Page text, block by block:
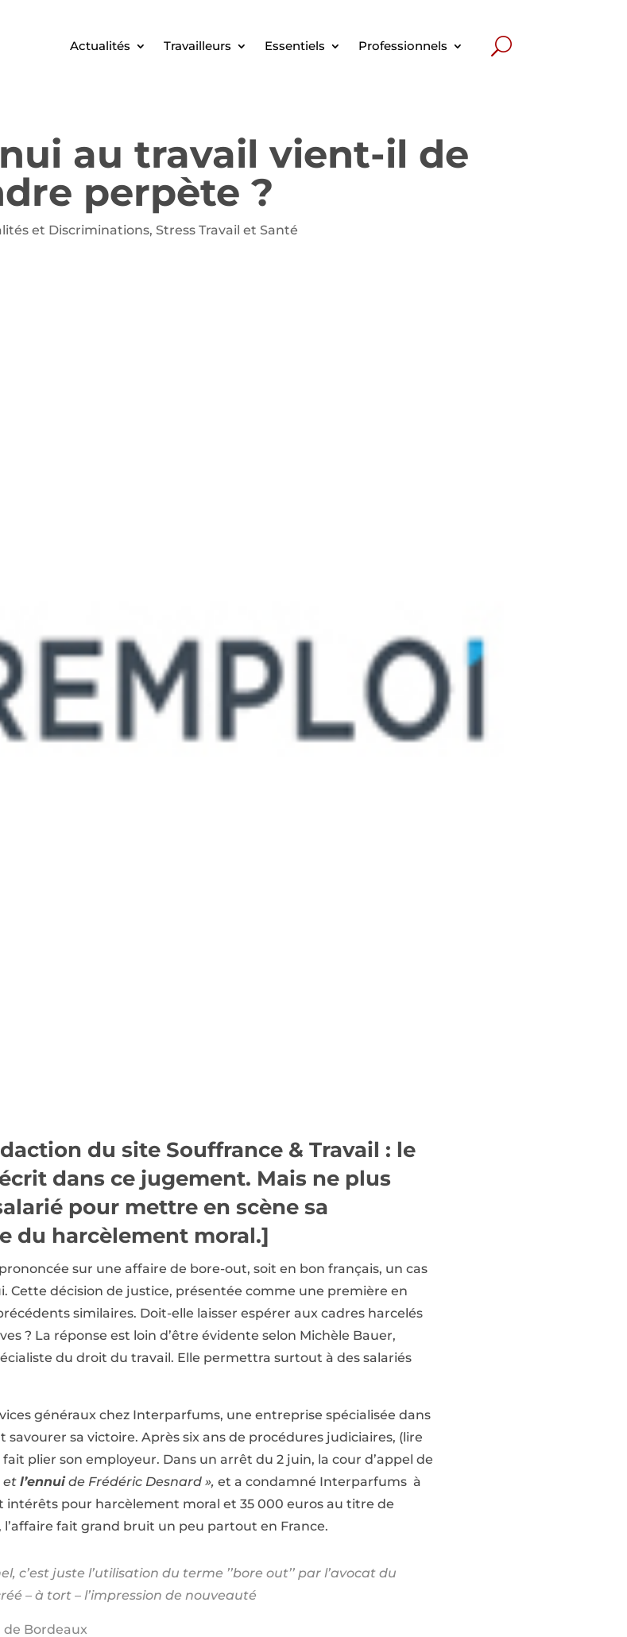
Actualités Travailleurs Essentiels Professionnels
au travail vient-il de
perpète ?
et Discriminations, Stress Travail et Santé
du site Souffrance & Travail : le
dans ce jugement. Mais ne plus
pour mettre en scène sa
du harcèlement moral.]
sur une affaire de bore-out, soit en bon français, un cas
Cette décision de justice, présentée comme une première en
similaires. Doit-elle laisser espérer aux cadres harcelés
? La réponse est loin d’être évidente selon Michèle Bauer,
du droit du travail. Elle permettra surtout à des salariés
généraux chez Interparfums, une entreprise spécialisée dans
sa victoire. Après six ans de procédures judiciaires, (lire
plier son employeur. Dans un arrêt du 2 juin, la cour d’appel de
et l’ennuide Frédéric Desnard », et a condamné Interparfums à
intérêts pour harcèlement moral et 35 000 euros au titre de
fait grand bruit un peu partout en France.
c’est juste l’utilisation du terme ’’bore out’’ par l’avocat du
– à tort – l’impression de nouveauté
de Bordeaux